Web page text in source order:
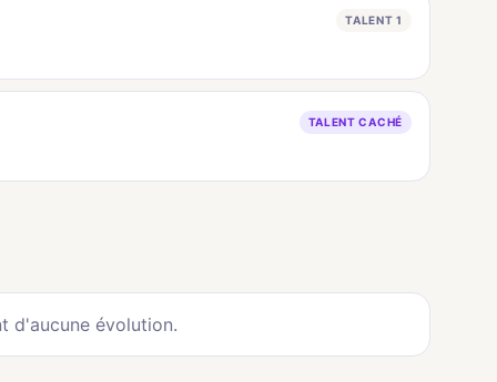
TALENT 1
TALENT CACHÉ
d'aucune évolution.